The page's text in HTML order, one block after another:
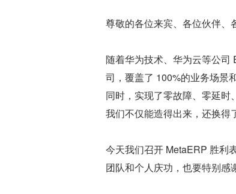
尊敬的各位来宾、各位伙伴、
随着华为技术、华为云等公司
司，覆盖了 100%的业务场景
同时，实现了零故障、零延时
我们不仅能造得出来，还换得
今天我们召开 MetaERP 胜利
团队和个人庆功，也要特别感